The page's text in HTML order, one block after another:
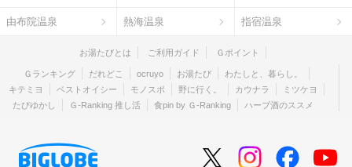
由布院温泉 熱海温泉 指宿温泉
お湯たびとは ご利用ガイド Ｇポイント
Ｇランキング だれどこ ocruyo お湯たび
わたしと、暮らし。
キテミヨ
ベストオイシー モノスポ 野に行く。 カウナラ
ミツケヨ
たびゆかし
Ｇ-Ranking 推し活 食pin by Ｇ-Ranking ハーブ酒のススメ